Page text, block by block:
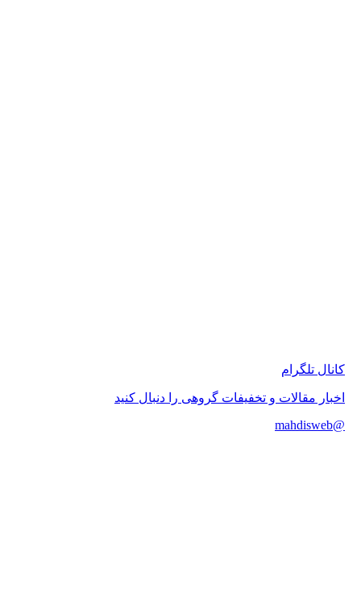
تلگرام
مقالات و تخفیفات گروهی را دنبال کنید